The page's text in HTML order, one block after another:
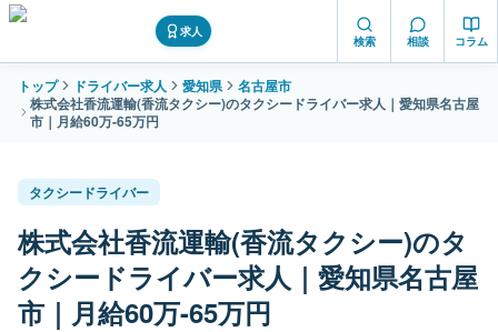
求人
検索 相談 コラム
トップ ドライバー求人 愛知県
名古屋市
株式会社香流運輸(香流タクシー)のタクシードライバー求人｜愛知県名古屋
市｜月給60万-65万円
タクシードライバー
株式会社香流運輸(香流タクシー)のタ
クシードライバー求人｜愛知県名古屋
市｜月給60万-65万円